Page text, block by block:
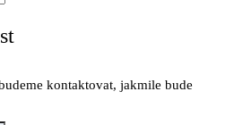
kontaktovat, jakmile bude